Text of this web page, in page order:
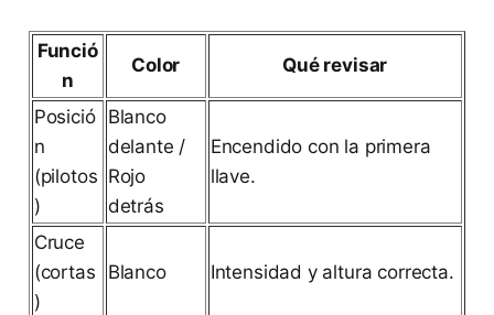
Funció
n
Color Qué revisar
Posició
n
(pilotos
)
Blanco
delante /
Rojo
detrás
Encendido con la primera
llave.
Cruce
(cortas
)
Blanco Intensidad y altura correcta.